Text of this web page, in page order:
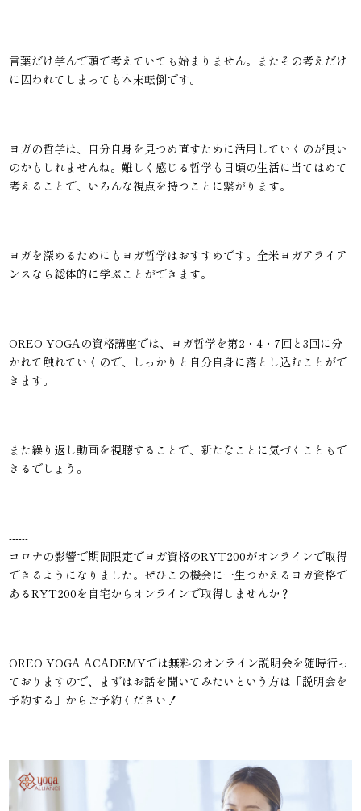
言葉だけ学んで頭で考えていても始まりません。またその考えだけ
に囚われてしまっても本末転倒です。
ヨガの哲学は、自分自身を見つめ直すために活用していくのが良い
のかもしれませんね。難しく感じる哲学も日頃の生活に当てはめて
考えることで、いろんな視点を持つことに繋がります。
ヨガを深めるためにもヨガ哲学はおすすめです。全米ヨガアライア
ンスなら総体的に学ぶことができます。
OREO YOGAの資格講座では、ヨガ哲学を第2・4・7回と3回に分
かれて触れていくので、しっかりと自分自身に落とし込むことがで
きます。
また繰り返し動画を視聴することで、新たなことに気づくこともで
きるでしょう。
------
コロナの影響で期間限定でヨガ資格のRYT200がオンラインで取得
できるようになりました。ぜひこの機会に一生つかえるヨガ資格で
あるRYT200を自宅からオンラインで取得しませんか？
OREO YOGA ACADEMYでは無料のオンライン説明会を随時行っ
ておりますので、まずはお話を聞いてみたいという方は「説明会を
予約する」からご予約ください！